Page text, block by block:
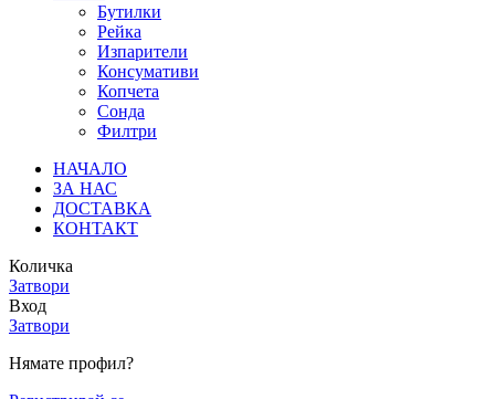
Бутилки
Рейка
Изпарители
Консумативи
Копчета
Сонда
Филтри
НАЧАЛО
ЗА НАС
ДОСТАВКА
КОНТАКТ
Количка
Затвори
Вход
Затвори
Нямате профил?